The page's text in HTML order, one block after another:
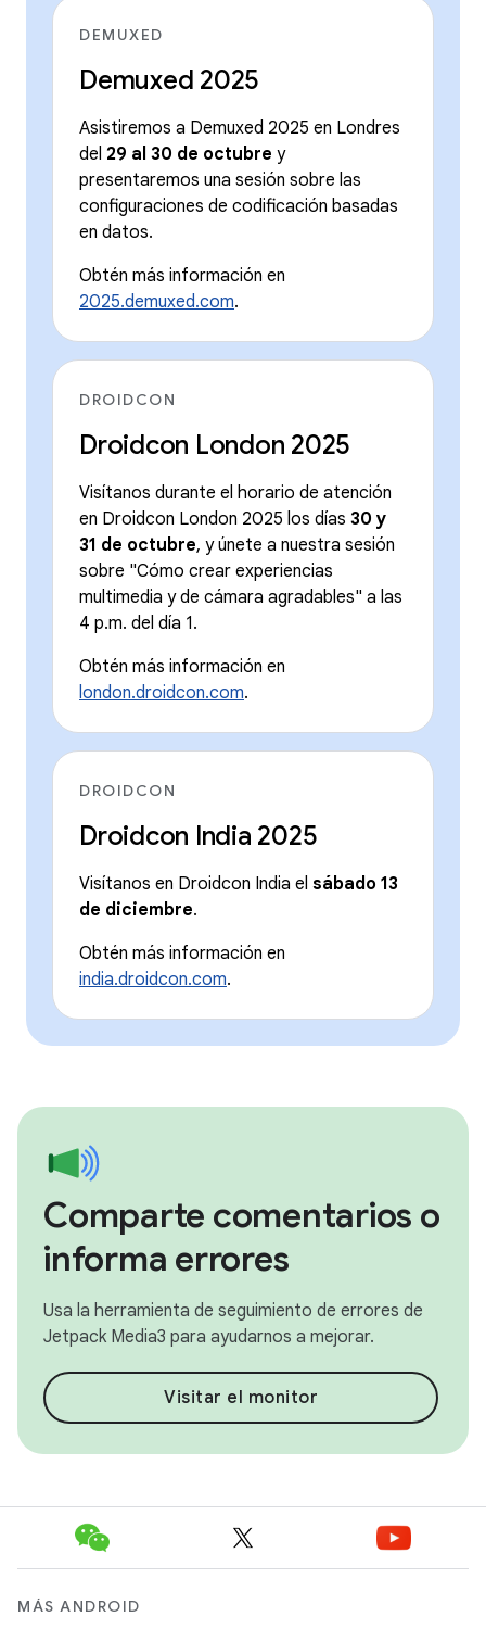
DEMUXED
Demuxed 2025
Asistiremos a Demuxed 2025 en Londres
del 29 al 30 de octubre y
presentaremos una sesión sobre las
configuraciones de codificación basadas
en datos.
Obtén más información en
2025.demuxed.com.
DROIDCON
Droidcon London 2025
Visítanos durante el horario de atención
en Droidcon London 2025 los días 30 y
31 de octubre, y únete a nuestra sesión
sobre "Cómo crear experiencias
multimedia y de cámara agradables" a las
4 p.m. del día 1.
Obtén más información en
london.droidcon.com.
DROIDCON
Droidcon India 2025
Visítanos en Droidcon India el sábado 13
de diciembre.
Obtén más información en
india.droidcon.com.
Comparte comentarios o
informa errores
Usa la herramienta de seguimiento de errores de
Jetpack Media3 para ayudarnos a mejorar.
Visitar el monitor
MÁS ANDROID